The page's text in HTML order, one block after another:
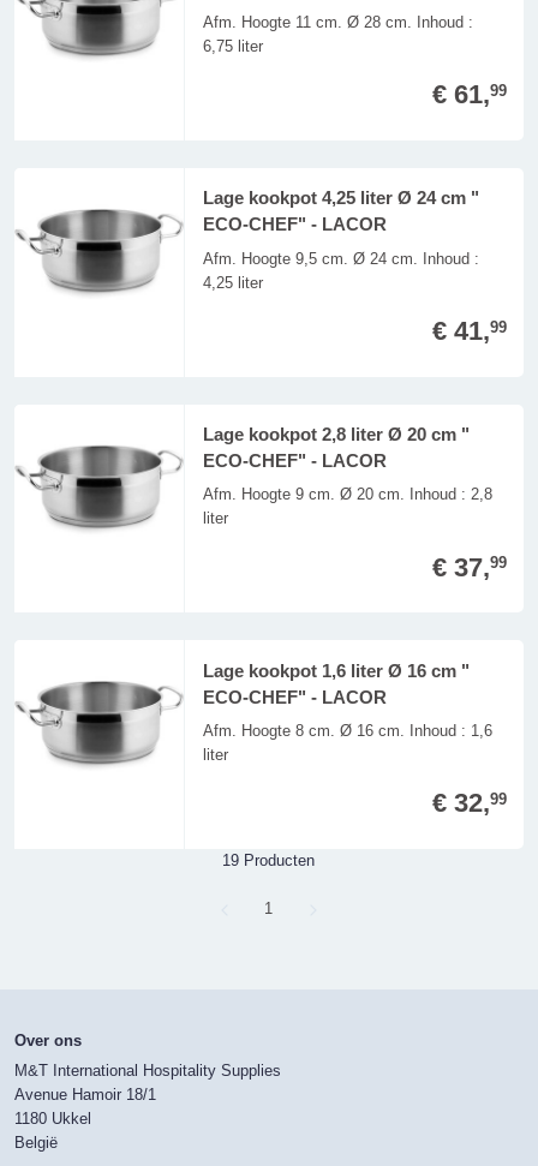
Afm. Hoogte 11 cm. Ø 28 cm. Inhoud :
6,75 liter
€ 61,99
Lage kookpot 4,25 liter Ø 24 cm "
ECO-CHEF" - LACOR
Afm. Hoogte 9,5 cm. Ø 24 cm. Inhoud :
4,25 liter
€ 41,99
Lage kookpot 2,8 liter Ø 20 cm "
ECO-CHEF" - LACOR
Afm. Hoogte 9 cm. Ø 20 cm. Inhoud : 2,8
liter
€ 37,99
Lage kookpot 1,6 liter Ø 16 cm "
ECO-CHEF" - LACOR
Afm. Hoogte 8 cm. Ø 16 cm. Inhoud : 1,6
liter
€ 32,99
19 Producten
Page
1
Over ons
M&T International Hospitality Supplies
Avenue Hamoir 18/1
1180 Ukkel
België